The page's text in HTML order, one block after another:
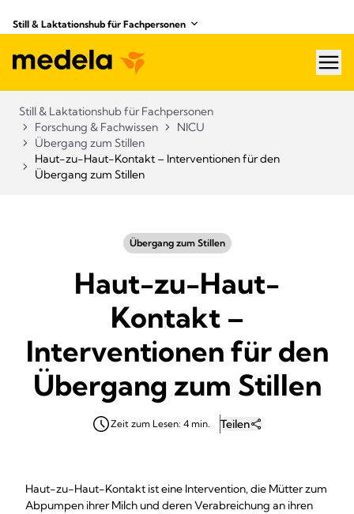
Still & Laktationshub für Fachpersonen
Still & Laktationshub für Fachpersonen
Forschung & Fachwissen
NICU
Übergang zum Stillen
Haut-zu-Haut-Kontakt – Interventionen für den
Übergang zum Stillen
Übergang zum Stillen
Haut-zu-Haut-
Kontakt –
Interventionen für den
Übergang zum Stillen
Zeit zum Lesen: 4 min. Teilen
Haut-zu-Haut-Kontakt ist eine Intervention, die Mütter zum
Abpumpen ihrer Milch und deren Verabreichung an ihren